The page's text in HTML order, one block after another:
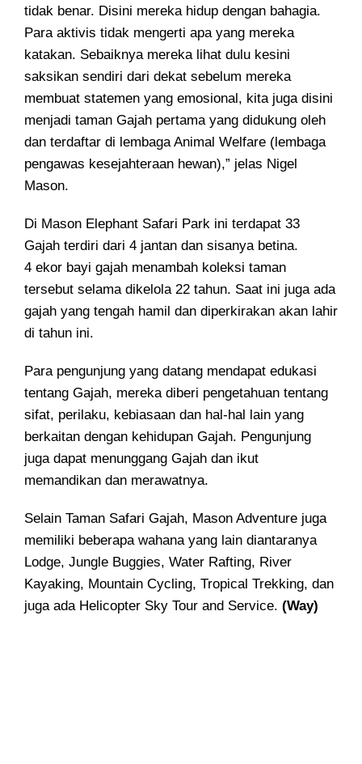
tidak benar. Disini mereka hidup dengan bahagia.
Para aktivis tidak mengerti apa yang mereka
katakan. Sebaiknya mereka lihat dulu kesini
saksikan sendiri dari dekat sebelum mereka
membuat statemen yang emosional, kita juga disini
menjadi taman Gajah pertama yang didukung oleh
dan terdaftar di lembaga Animal Welfare (lembaga
pengawas kesejahteraan hewan),” jelas Nigel
Mason.
Di Mason Elephant Safari Park ini terdapat 33
Gajah terdiri dari 4 jantan dan sisanya betina.
4 ekor bayi gajah menambah koleksi taman
tersebut selama dikelola 22 tahun. Saat ini juga ada
gajah yang tengah hamil dan diperkirakan akan lahir
di tahun ini.
Para pengunjung yang datang mendapat edukasi
tentang Gajah, mereka diberi pengetahuan tentang
sifat, perilaku, kebiasaan dan hal-hal lain yang
berkaitan dengan kehidupan Gajah. Pengunjung
juga dapat menunggang Gajah dan ikut
memandikan dan merawatnya.
Selain Taman Safari Gajah, Mason Adventure juga
memiliki beberapa wahana yang lain diantaranya
Lodge, Jungle Buggies, Water Rafting, River
Kayaking, Mountain Cycling, Tropical Trekking, dan
juga ada Helicopter Sky Tour and Service. (Way)